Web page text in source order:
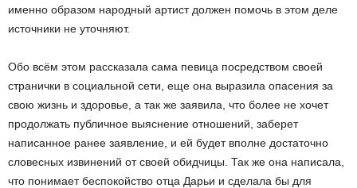
именно образом народный артист должен помочь в этом деле
источники не уточняют.
Обо всём этом рассказала сама певица посредством своей
странички в социальной сети, еще она выразила опасения за
свою жизнь и здоровье, а так же заявила, что более не хочет
продолжать публичное выяснение отношений, заберет
написанное ранее заявление, и ей будет вполне достаточно
словесных извинений от своей обидчицы. Так же она написала,
что понимает беспокойство отца Дарьи и сделала бы для